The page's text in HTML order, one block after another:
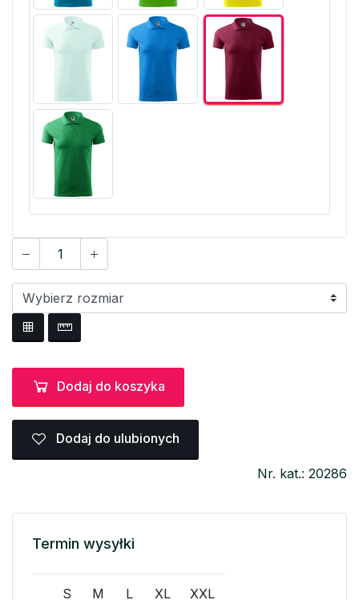
Dodaj do koszyka
Dodaj do ulubionych
Nr. kat.: 20286
Termin wysyłki
S M L XL XXL